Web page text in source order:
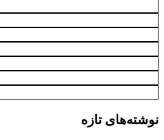
نوشته‌های تازه